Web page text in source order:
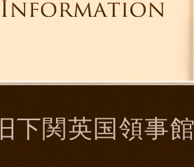
旧下関英国領事